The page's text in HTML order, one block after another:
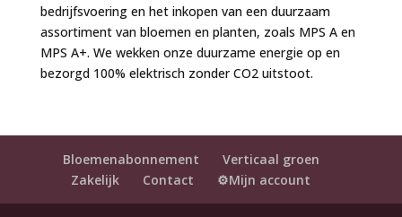
bedrijfsvoering en het inkopen van een duurzaam
assortiment van bloemen en planten, zoals MPS A en
MPS A+. We wekken onze duurzame energie op en
bezorgd 100% elektrisch zonder CO2 uitstoot.
Bloemenabonnement
Verticaal groen
Zakelijk
Contact ⚙️Mijn account